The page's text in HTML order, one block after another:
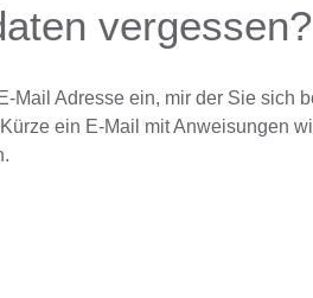
vergessen?
Mail Adresse ein, mir der Sie sich
ein E-Mail mit Anweisungen